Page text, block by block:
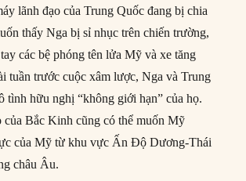
lãnh đạo của Trung Quốc đang bị chia
thấy Nga bị sỉ nhục trên chiến trường,
các bệ phóng tên lửa Mỹ và xe tăng
tuần trước cuộc xâm lược, Nga và Trung
tình hữu nghị “không giới hạn” của họ.
của Bắc Kinh cũng có thể muốn Mỹ
của Mỹ từ khu vực Ấn Độ Dương-Thái
châu Âu.